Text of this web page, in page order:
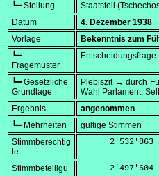
┗━ Stellung
Staatsteil
Datum
4. Dezember 1938
Vorlage
Bekenntnis zum
┗━
Fragemuster
Entscheidungsfrage
┗━ Gesetzliche
Grundlage
Plebiszit → durch
Wahl Parlament,
Ergebnis
angenommen
┗━ Mehrheiten
gültige Stimmen
Stimmberechtig
te
      2'532'863
Stimmbeteiligu
      2'497'604